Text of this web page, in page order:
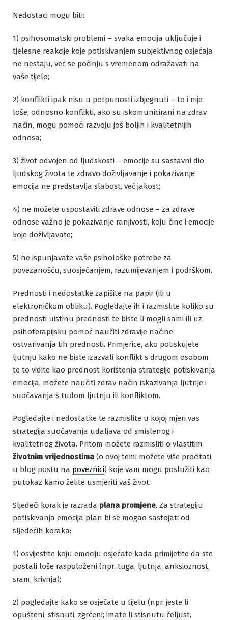
Nedostaci mogu biti:
1) psihosomatski problemi – svaka emocija uključuje i
tjelesne reakcije koje potiskivanjem subjektivnog osjećaja
ne nestaju, već se počinju s vremenom odražavati na
vaše tijelo;
2) konflikti ipak nisu u potpunosti izbjegnuti – to i nije
loše, odnosno konflikti, ako su iskomunicirani na zdrav
način, mogu pomoći razvoju još boljih i kvalitetnijih
odnosa;
3) život odvojen od ljudskosti – emocije su sastavni dio
ljudskog života te zdravo doživljavanje i pokazivanje
emocija ne predstavlja slabost, već jakost;
4) ne možete uspostaviti zdrave odnose – za zdrave
odnose važno je pokazivanje ranjivosti, koju čine i emocije
koje doživljavate;
5) ne ispunjavate vaše psihološke potrebe za
povezanošću, suosjećanjem, razumijevanjem i podrškom.
Prednosti i nedostatke zapišite na papir (ili u
elektroničkom obliku). Pogledajte ih i razmislite koliko su
prednosti uistinu prednosti te biste li mogli sami ili uz
psihoterapijsku pomoć naučiti zdravije načine
ostvarivanja tih prednosti. Primjerice, ako potiskujete
ljutnju kako ne biste izazvali konflikt s drugom osobom
te to vidite kao prednost korištenja strategije potiskivanja
emocija, možete naučiti zdrav način iskazivanja ljutnje i
suočavanja s tuđom ljutnju ili konfliktom.
Pogledajte i nedostatke te razmislite u kojoj mjeri vas
strategija suočavanja udaljava od smislenog i
kvalitetnog života. Pritom možete razmisliti o vlastitim
životnim vrijednostima(o ovoj temi možete više pročitati
u blog postu na poveznici) koje vam mogu poslužiti kao
putokaz kamo želite usmjeriti vaš život.
Sljedeći korak je razrada plana promjene. Za strategiju
potiskivanja emocija plan bi se mogao sastojati od
sljedećih koraka:
1) osvijestite koju emociju osjećate kada primijetite da ste
postali loše raspoloženi (npr. tuga, ljutnja, anksioznost,
sram, krivnja);
2) pogledajte kako se osjećate u tijelu (npr. jeste li
opušteni, stisnuti, zgrčeni; imate li stisnutu čeljust,